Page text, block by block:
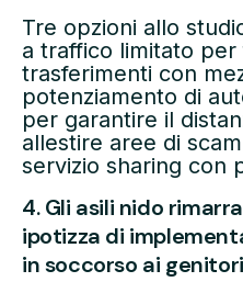
Tre opzioni allo
a traffico limitato per
trasferimenti con
potenziamento di
per garantire il
allestire aree di
servizio sharing con
4. Gli asili nido
ipotizza di
in soccorso ai genitori